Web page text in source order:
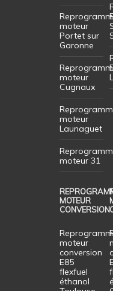
moteur
Portet sur
Garonne
moteur
Cugnaux
moteur
Launaguet
moteur 31
MOTEUR
CONVERSION
moteur
conversion
E85
flexfuel
éthanol